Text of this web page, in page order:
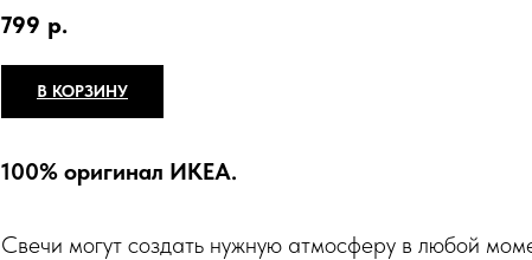
799 р.
В КОРЗИНУ
100% оригинал ИКЕА.
Свечи могут создать нужную атмосферу в любой